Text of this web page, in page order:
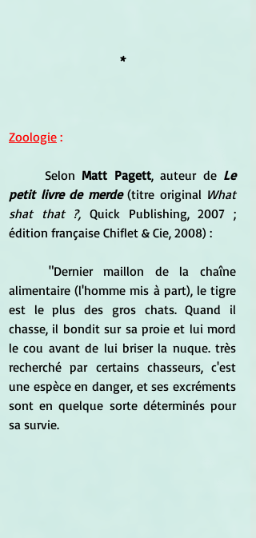
*
Zoologie :
	Selon
Matt Pagett, auteur de Le
petit livre de merde (titre original What
shat that ?, Quick Publishing, 2007 ;
édition française Chiflet & Cie, 2008) :
alimentaire (l'homme mis à part), le tigre
est le plus des gros chats. Quand il
chasse, il bondit sur sa proie et lui mord
le cou avant de lui briser la nuque. très
recherché par certains chasseurs, c'est
une espèce en danger, et ses excréments
sont en quelque sorte déterminés pour
sa survie.